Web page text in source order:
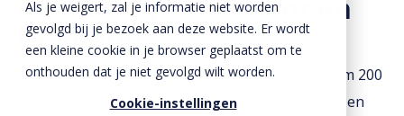
Als je weigert, zal je informatie niet worden
gevolgd bij je bezoek aan deze website. Er wordt
een kleine cookie in je browser geplaatst om te
onthouden dat je niet gevolgd wilt worden.
Cookie-instellingen
Zwaarbelastbare keerwanden
Zwaluwwanden
Sport & Recreatie
Op- en overslag
Onze verhalen
Over ons
meter hoge keerwanden
Helmond
Kemper heeft bij Gebr. Swinkels uit Helmond ruim 200
m¹ enkelkerende keerwanden van 4 meter hoog en